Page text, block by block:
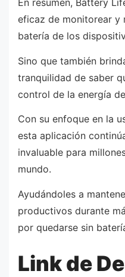
En resumen, Battery
eficaz de monitorear y
batería de los
Sino que también
tranquilidad de saber
control de la energía
Con su enfoque en la
esta aplicación
invaluable para
mundo.
Ayudándoles a
productivos durante
por quedarse sin
Link de